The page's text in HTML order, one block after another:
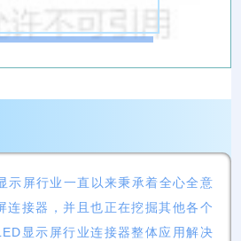
屏行业一直以来秉承着全心全意
连接器，并且也正在挖掘其他各个
显示屏行业连接器整体应用解决